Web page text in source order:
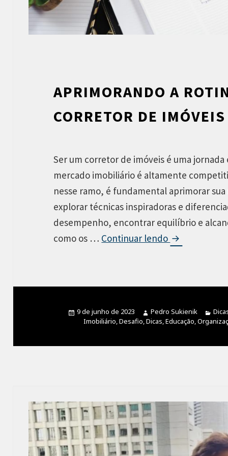
a
s
P
i
a
s
d
e
G
o
a
APRIMORANDO A
CORRETOR DE IMÓVEIS
Ser um corretor de imóveis é uma
mercado imobiliário é altamente
nesse ramo, é fundamental aprimorar
explorar técnicas inspiradoras e
desempenho, encontrar equilíbrio e
como os … Continuar lendo A
i
o
a
Publicado
em
9 de junho de 2023 Autor
Pedro Sukienik
Imobiliário,Desafio,Dicas,Educação,